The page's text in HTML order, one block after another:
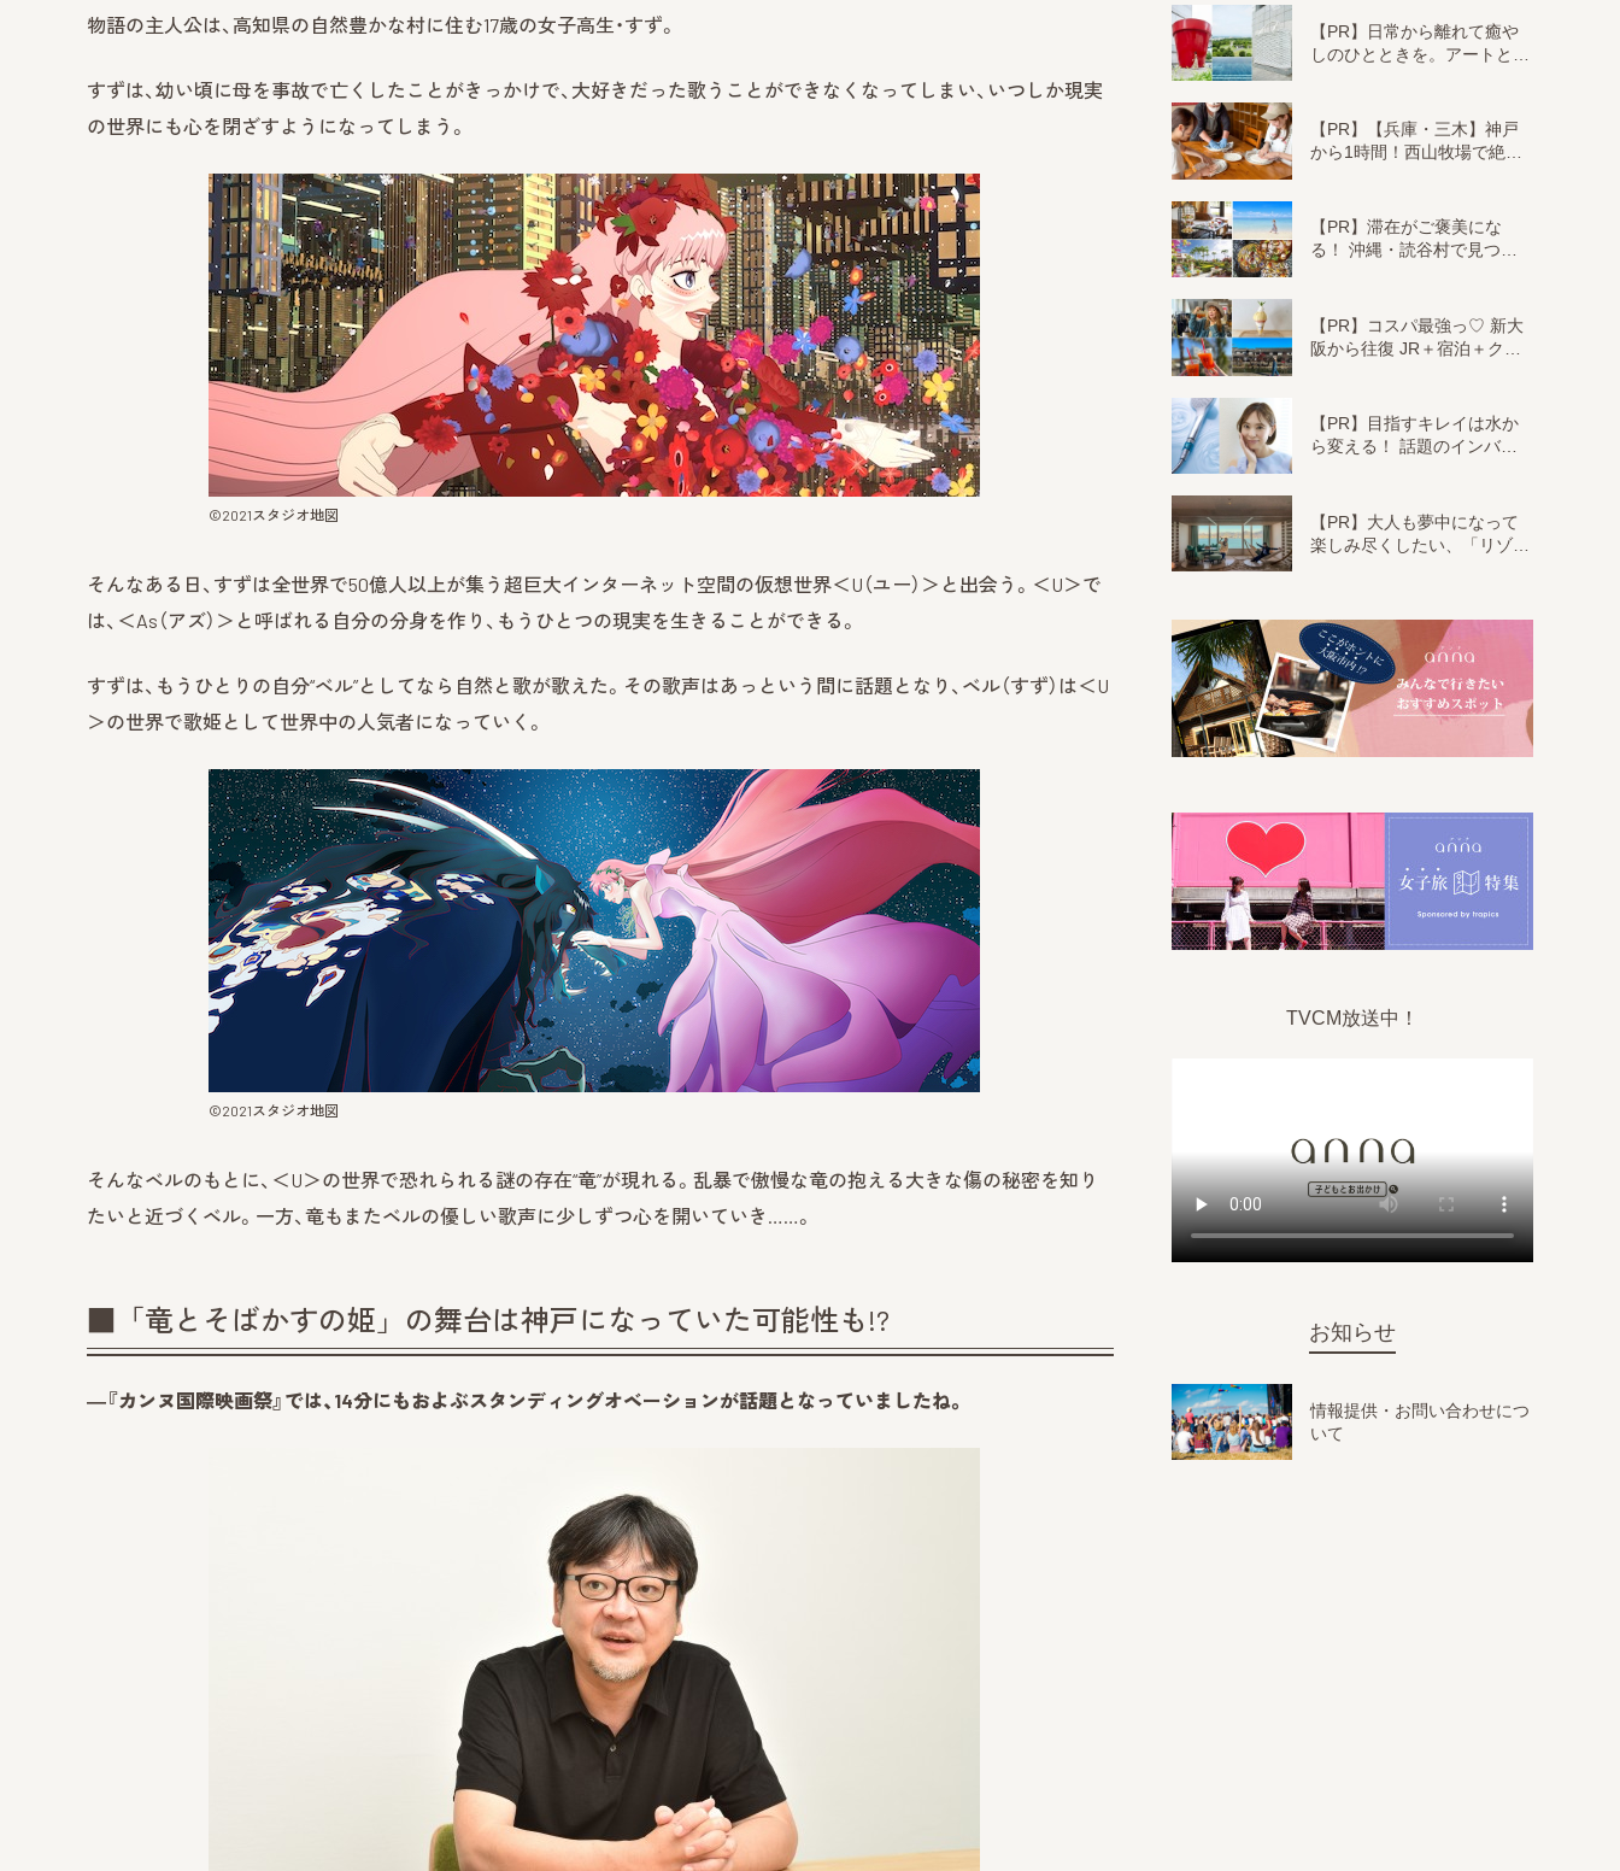
物語の主人公は、高知県の自然豊かな村に住む17歳の女子高生・すず。
すずは、幼い頃に母を事故で亡くしたことがきっかけで、大好きだった歌うことができなくなってしまい、いつしか現実
の世界にも心を閉ざすようになってしまう。
©︎2021スタジオ地図
そんなある日、すずは全世界で50億人以上が集う超巨大インターネット空間の仮想世界＜U（ユー）＞と出会う。＜U＞で
は、＜As（アズ）＞と呼ばれる自分の分身を作り、もうひとつの現実を生きることができる。
すずは、もうひとりの自分“ベル”としてなら自然と歌が歌えた。その歌声はあっという間に話題となり、ベル（すず）は＜U
＞の世界で歌姫として世界中の人気者になっていく。
©︎2021スタジオ地図
そんなベルのもとに、＜U＞の世界で恐れられる謎の存在“竜”が現れる。乱暴で傲慢な竜の抱える大きな傷の秘密を知り
たいと近づくベル。一方、竜もまたベルの優しい歌声に少しずつ心を開いていき……。
■「竜とそばかすの姫」の舞台は神戸になっていた可能性も!?
―『カンヌ国際映画祭』では、14分にもおよぶスタンディングオベーションが話題となっていましたね。
【PR】日常から離れて癒や
しのひとときを。アートと…
【PR】【兵庫・三木】神戸
から1時間！西山牧場で絶…
【PR】滞在がご褒美にな
る！ 沖縄・読谷村で見つ…
【PR】コスパ最強っ♡ 新大
阪から往復 JR＋宿泊＋ク…
【PR】目指すキレイは水か
ら変える！ 話題のインバ…
【PR】大人も夢中になって
楽しみ尽くしたい、「リゾ…
TVCM放送中！
お知らせ
情報提供・お問い合わせにつ
いて